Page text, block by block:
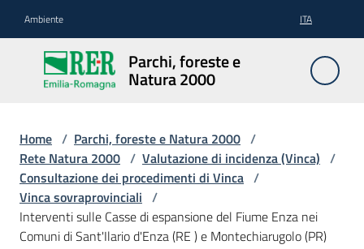
Ambiente ITA
Parchi, foreste e
Natura 2000
Parchi,
foreste
e
2000
Aree
Protette
Home / Parchi, foreste e Natura 2000 /
Rete Natura 2000 / Valutazione di incidenza (Vinca) /
Consultazione dei procedimenti di Vinca /
Vinca sovraprovinciali /
Interventi sulle Casse di espansione del Fiume Enza nei
Comuni di Sant'Ilario d'Enza (RE ) e Montechiarugolo (PR)